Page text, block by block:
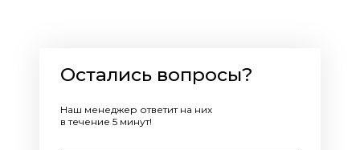
Остались вопросы?
Наш менеджер ответит на них
в течение 5 минут!